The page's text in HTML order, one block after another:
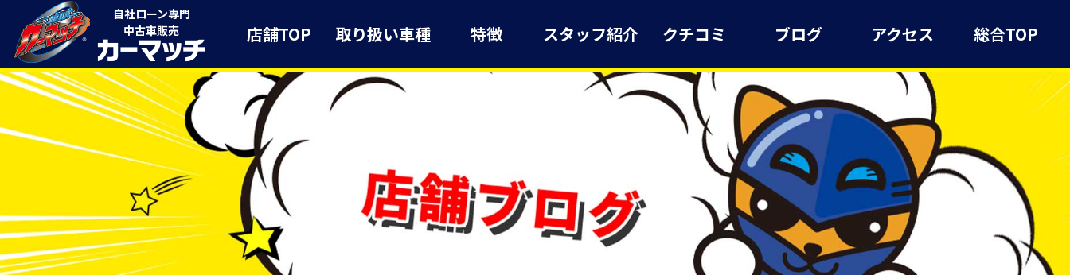
自社ローン専門
中古車販売
店舗TOP 取り扱い車種 特徴 スタッフ紹介 クチコミ ブログ アクセス 総合TOP